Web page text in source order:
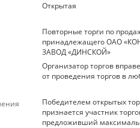
Открытая
Повторные торги по
принадлежащего ОАО
ЗАВОД «ДИНСКОЙ»
Организатор торгов
от проведения торгов в
Победителем открытых
признается участник
предложивший